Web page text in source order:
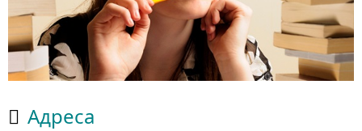
 Aдреса